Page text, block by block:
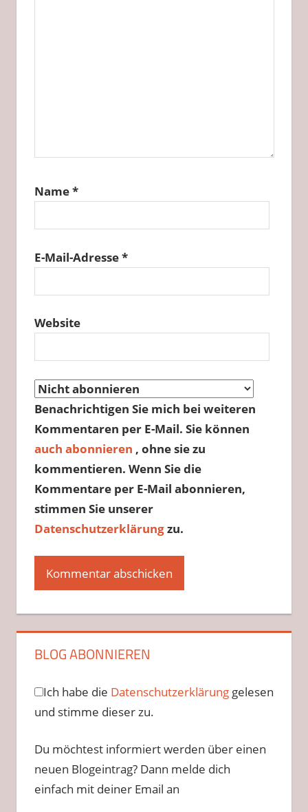
Name*
E-Mail-Adresse*
Website
Benachrichtigen Sie mich bei weiteren
Kommentaren per E-Mail. Sie können
auch abonnieren , ohne sie zu
kommentieren. Wenn Sie die
Kommentare per E-Mail abonnieren,
stimmen Sie unserer
Datenschutzerklärungzu.
BLOG ABONNIEREN
Ich habe die Datenschutzerklärunggelesen
und stimme dieser zu.
Du möchtest informiert werden über einen
neuen Blogeintrag? Dann melde dich
einfach mit deiner Email an